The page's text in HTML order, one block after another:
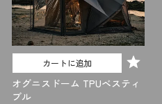
カートに追加
オグニスドーム TPUベスティ
ブル